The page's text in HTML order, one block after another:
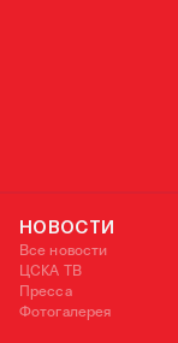
НОВОСТИ
Все новости
ЦСКА ТВ
Пресса
Фотогалерея